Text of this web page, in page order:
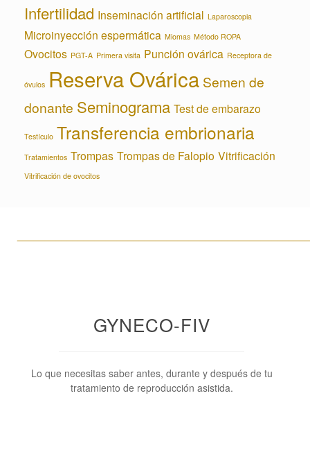
Infertilidad Inseminación artificial Laparoscopia
Microinyección espermática Miomas Método ROPA
Ovocitos PGT-A Primera visita Punción ovárica Receptora de
óvulos Reserva Ovárica Semen de
donante Seminograma Test de embarazo
Testículo Transferencia embrionaria
Tratamientos Trompas Trompas de Falopio Vitrificación
Vitrificación de ovocitos
GYNECO-FIV
Lo que necesitas saber antes, durante y después de tu
tratamiento de reproducción asistida.